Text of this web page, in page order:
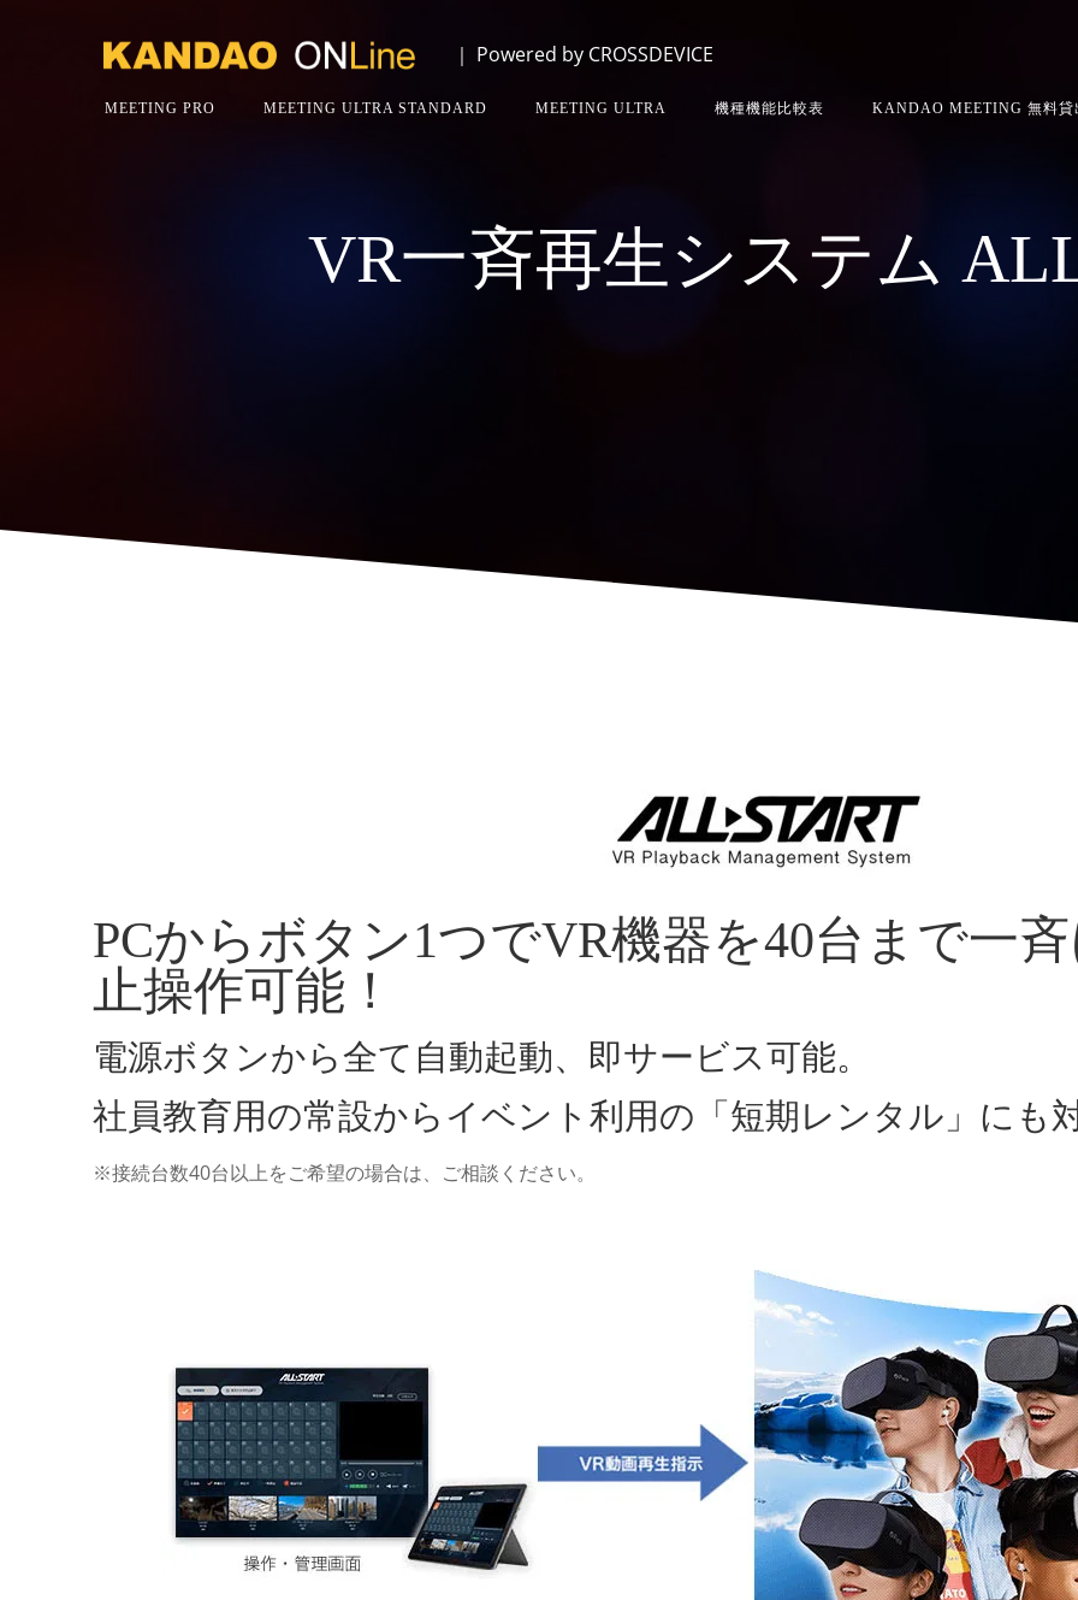
｜ Powered by CROSSDEVICE
MEETING PRO MEETING ULTRA STANDARD MEETING ULTRA 機種機能比較表 KANDAO MEETING 無料貸
VR一斉再生システム
PCからボタン1つでVR機器を40台まで一
止操作可能！
電源ボタンから全て自動起動、即サービス可能。
社員教育用の常設からイベント利用の「短期レンタル」にも
※接続台数40台以上をご希望の場合は、ご相談ください。